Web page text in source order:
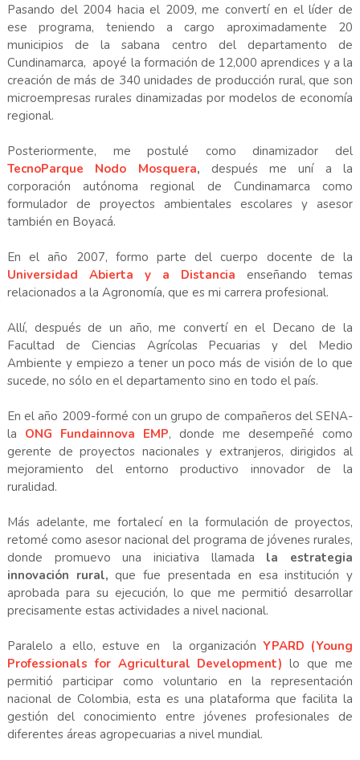
Pasando del 2004 hacia el 2009, me convertí en el líder de
ese programa, teniendo a cargo aproximadamente 20
municipios de la sabana centro del departamento de
Cundinamarca, apoyé la formación de 12,000 aprendices y a la
creación de más de 340 unidades de producción rural, que son
microempresas rurales dinamizadas por modelos de economía
regional.
Posteriormente, me postulé como dinamizador del
TecnoParque Nodo Mosquera, después me uní a la
corporación autónoma regional de Cundinamarca como
formulador de proyectos ambientales escolares y asesor
también en Boyacá.
En el año 2007, formo parte del cuerpo docente de la
Universidad Abierta y a Distancia
enseñando temas
relacionados a la Agronomía, que es mi carrera profesional.
Allí, después de un año, me convertí en el Decano de la
Facultad de Ciencias Agrícolas Pecuarias y del Medio
Ambiente y empiezo a tener un poco más de visión de lo que
sucede, no sólo en el departamento sino en todo el país.
En el año 2009-formé con un grupo de compañeros del SENA-
la ONG Fundainnova EMP, donde me desempeñé como
gerente de proyectos nacionales y extranjeros, dirigidos al
mejoramiento del entorno productivo innovador de la
ruralidad.
Más adelante, me fortalecí en la formulación de proyectos,
retomé como asesor nacional del programa de jóvenes rurales,
donde promuevo una iniciativa llamada la estrategia
innovación rural, que fue presentada en esa institución y
aprobada para su ejecución, lo que me permitió desarrollar
precisamente estas actividades a nivel nacional.
Paralelo a ello, estuve en la organizaciónYPARD (Young
Professionals for Agricultural Development) lo que me
permitió participar como voluntario en la representación
nacional de Colombia, esta es una plataforma que facilita la
gestión del conocimiento entre jóvenes profesionales de
diferentes áreas agropecuarias a nivel mundial.